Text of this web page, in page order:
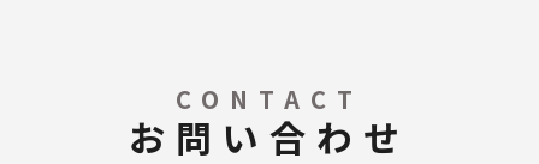
CONTACT
お問い合わせ